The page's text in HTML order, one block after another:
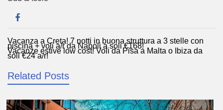
Navigazione
articoli
Vacanza a Creta! 7 notti in buona struttura a 3 stelle con
piscina + voli a/r da Napoli a soli €168!
Vacanze estive low cost! Voli da Pisa a Malta o Ibiza da
soli €24 a/r!
Related Posts